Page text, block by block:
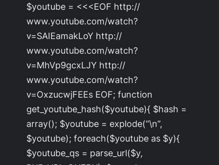
$youtube = <<<EOF http://
www.youtube.com/watch?
v=SAIEamakLoY http://
www.youtube.com/watch?
v=MhVp9gcxLJY http://
www.youtube.com/watch?
v=OxzucwjFEEs EOF; function
get_youtube_hash($youtube){ $hash =
array(); $youtube = explode(“\n”,
$youtube); foreach($youtube as $y){
$youtube_qs = parse_url($y,